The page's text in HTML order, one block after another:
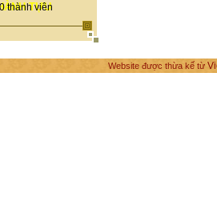
TỰU
thành viên
Website được thừa kế từ